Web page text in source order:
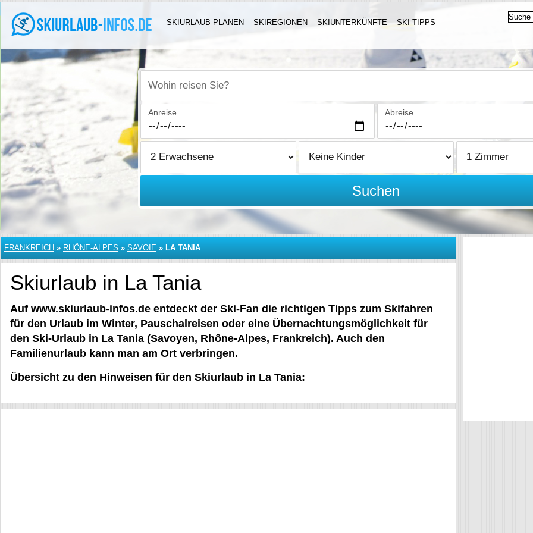
SKIURLAUB PLANEN SKIREGIONEN SKIUNTERKÜNFTE SKI-TIPPS
Wohin reisen Sie?
Anreise Abreise
Suchen
FRANKREICH » RHÔNE-ALPES » SAVOIE » LA TANIA
Skiurlaub in La Tania
Auf www.skiurlaub-infos.de entdeckt der Ski-Fan die richtigen Tipps zum Skifahren
für den Urlaub im Winter, Pauschalreisen oder eine Übernachtungsmöglichkeit für
den Ski-Urlaub in La Tania (Savoyen, Rhône-Alpes, Frankreich). Auch den
Familienurlaub kann man am Ort verbringen.
Übersicht zu den Hinweisen für den Skiurlaub in La Tania: